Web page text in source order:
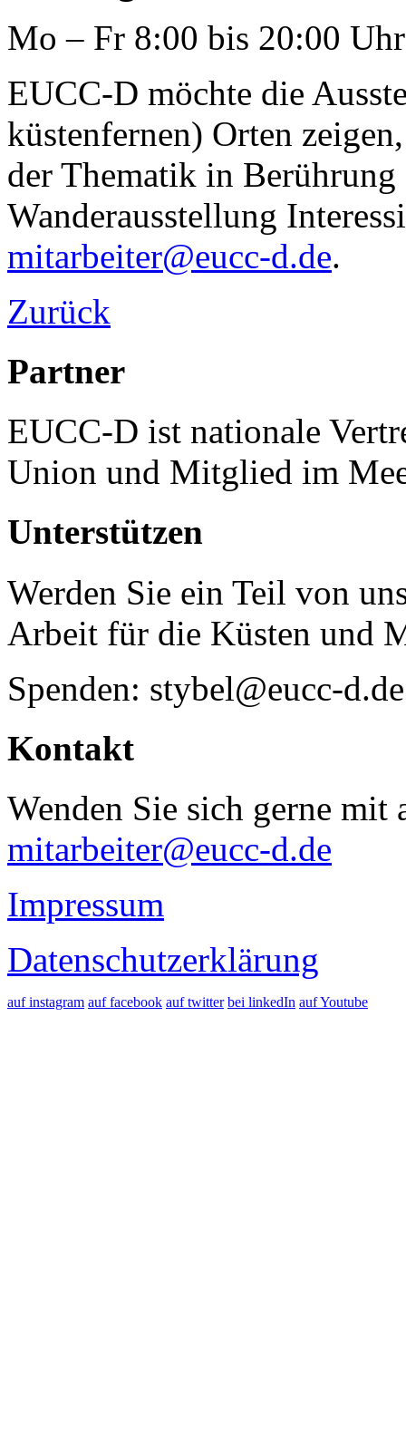
Mo – Fr 8:00 bis 20:00 Uhr
EUCC-D möchte die
küstenfernen) Orten
der Thematik in
Wanderausstellung
mitarbeiter@eucc-d.de.
Zurück
Partner
EUCC-D ist nationale
Union und Mitglied im
Unterstützen
Werden Sie ein Teil von
Arbeit für die Küsten und
Spenden: stybel@eucc-d.de
Kontakt
Wenden Sie sich gerne mit
mitarbeiter@eucc-d.de
Impressum
Datenschutzerklärung
auf instagram auf facebook auf twitter bei linkedIn auf Youtube